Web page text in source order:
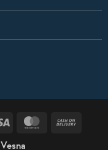
Visa MasterCard
Vesna